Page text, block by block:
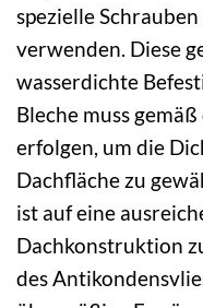
spezielle
verwenden. Diese
wasserdichte
Bleche muss
erfolgen, um die
Dachfläche zu
ist auf eine
Dachkonstruktion
des